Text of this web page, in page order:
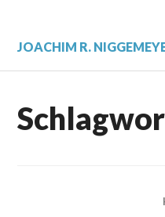
springen
JOACHIM R.